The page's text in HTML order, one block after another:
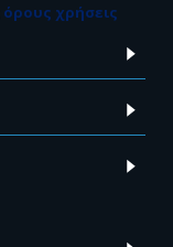
όρους χρήσεις